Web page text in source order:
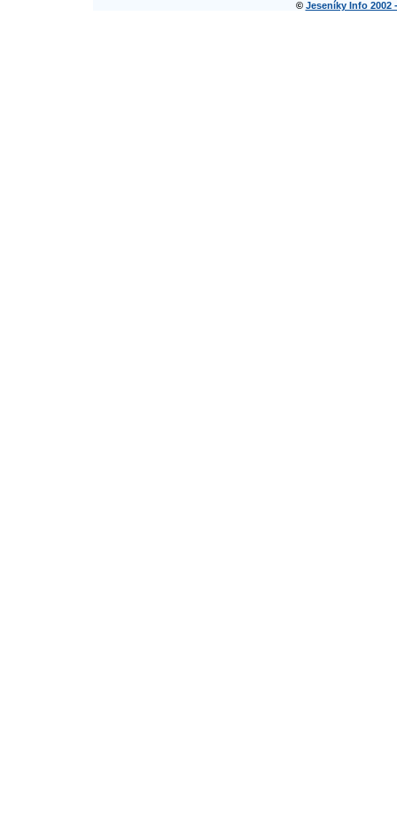
© Jeseníky Info 2002